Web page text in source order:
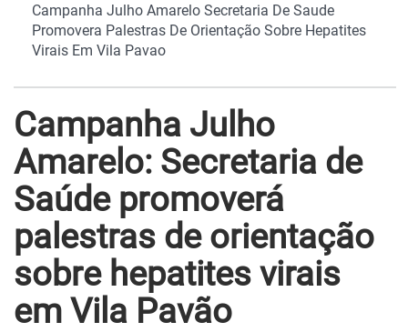
Campanha Julho Amarelo Secretaria De Saude
Promovera Palestras De Orientação Sobre Hepatites
Virais Em Vila Pavao
Campanha Julho
Amarelo: Secretaria de
Saúde promoverá
palestras de orientação
sobre hepatites virais
em Vila Pavão